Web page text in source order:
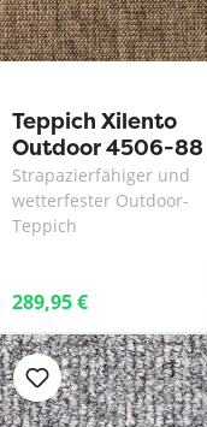
Teppich Xilento
Outdoor 4506-88
200 x 300 cm
Strapazierfähiger und
wetterfester Outdoor-
Teppich
289,95 €